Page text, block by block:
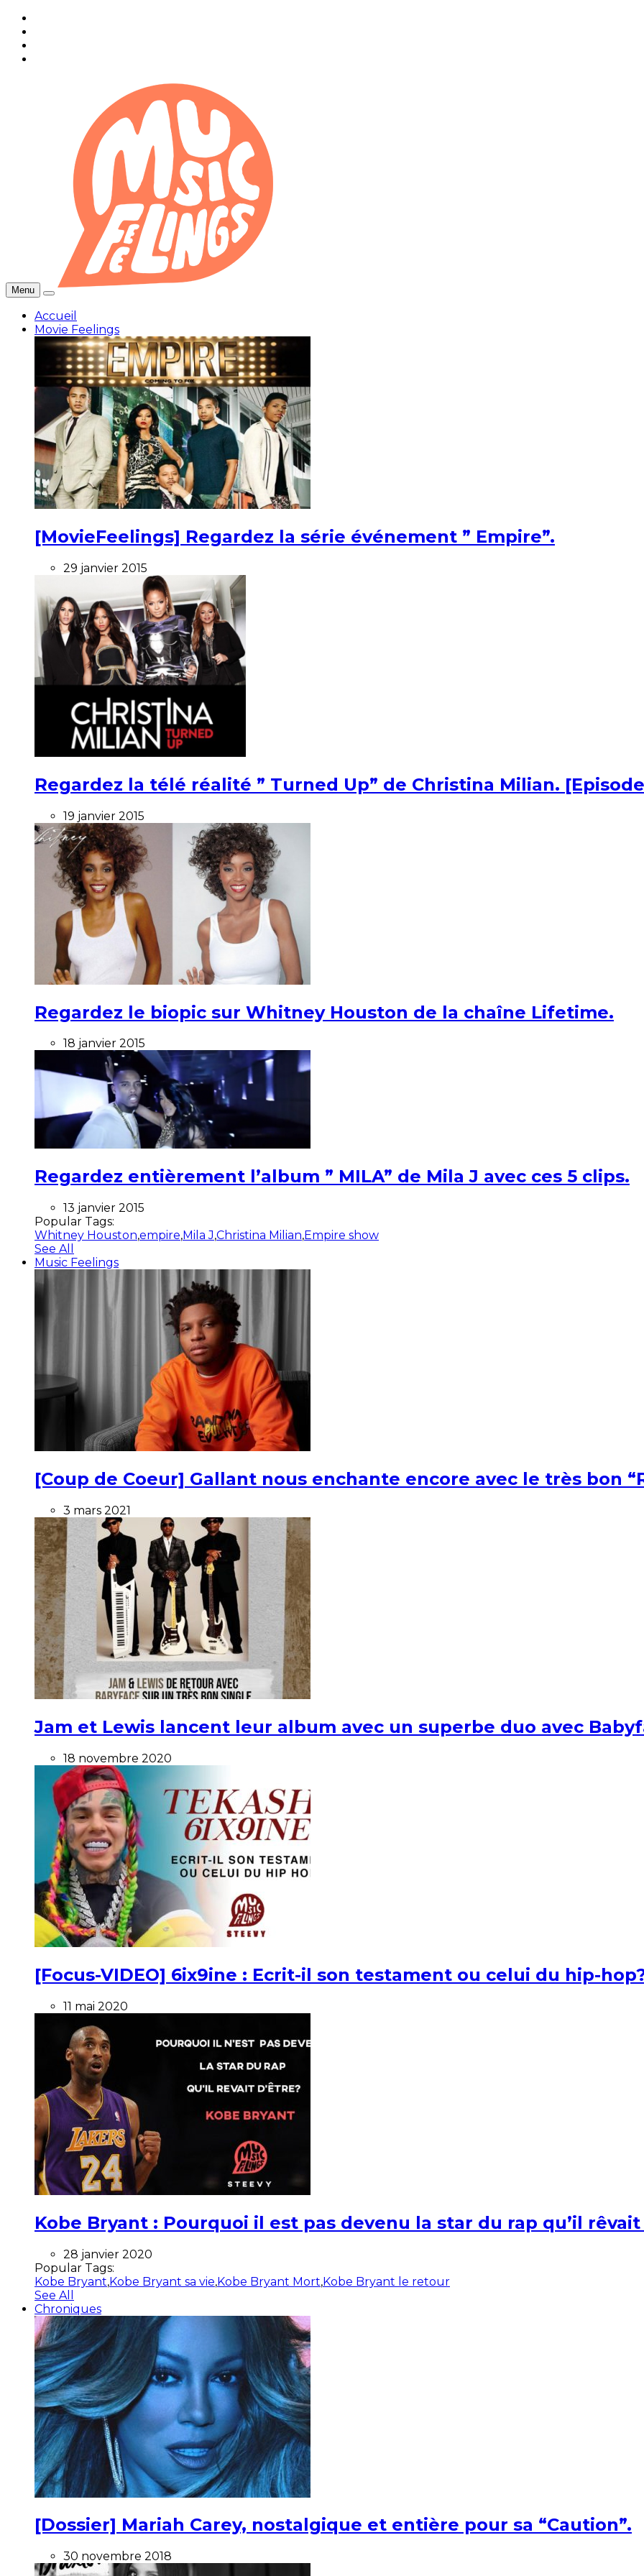
Menu
Accueil
Movie Feelings
[MovieFeelings] Regardez la série événement ” Empire”.
29 janvier 2015
Regardez la télé réalité ” Turned Up” de Christina Milian.
19 janvier 2015
Regardez le biopic sur Whitney Houston de la chaîne Lifetime.
18 janvier 2015
Regardez entièrement l’album ” MILA” de Mila J avec ces 5 clips.
13 janvier 2015
Popular Tags:
Whitney Houston,empire,Mila J,Christina Milian,Empire show
See All
Music Feelings
[Coup de Coeur] Gallant nous enchante encore avec le très bon
3 mars 2021
Jam et Lewis lancent leur album avec un superbe duo avec
18 novembre 2020
[Focus-VIDEO] 6ix9ine : Ecrit-il son testament ou celui du hip-
11 mai 2020
Kobe Bryant : Pourquoi il est pas devenu la star du rap qu’il rêvait
28 janvier 2020
Popular Tags:
Kobe Bryant,Kobe Bryant sa vie,Kobe Bryant Mort,Kobe Bryant le retour
See All
Chroniques
[Dossier] Mariah Carey, nostalgique et entière pour sa “Caution”.
30 novembre 2018